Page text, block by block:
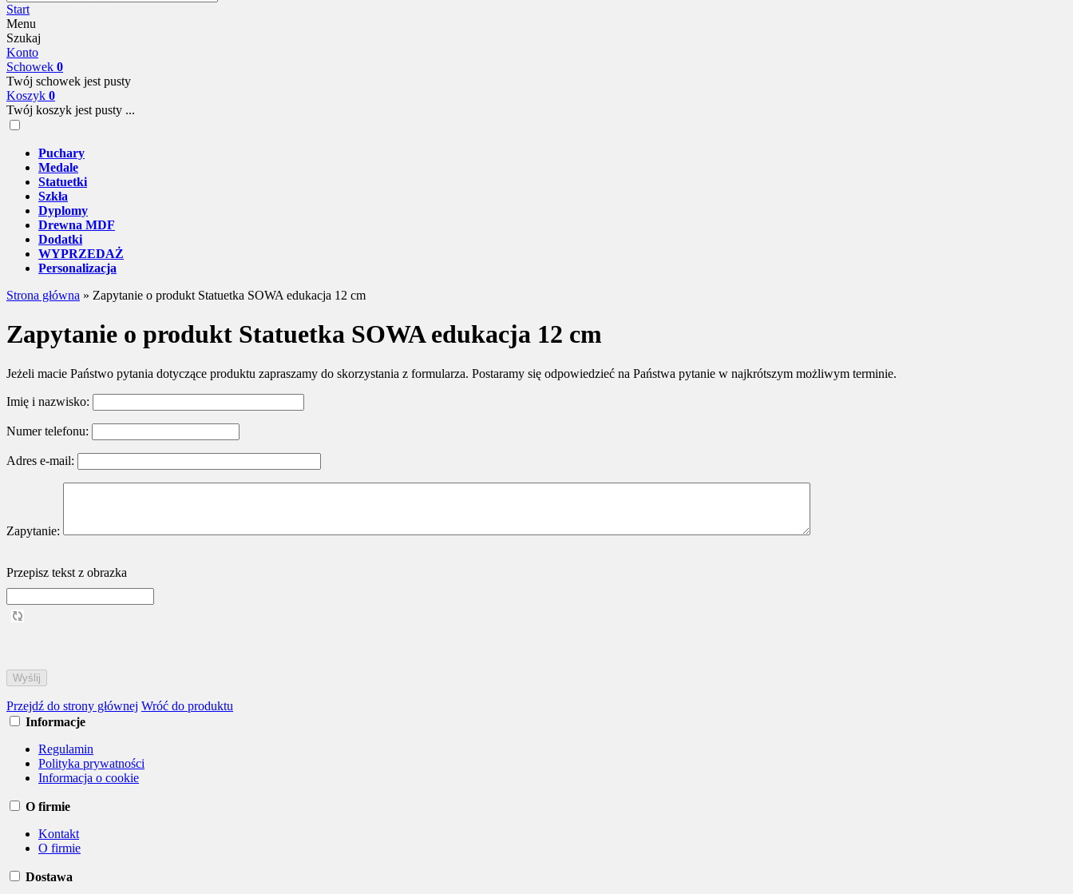
Start
Menu
Szukaj
Konto
Schowek 0
Twój schowek jest pusty
Koszyk 0
Twój koszyk jest pusty ...
Puchary
Medale
Statuetki
Szkła
Dyplomy
Drewna MDF
Dodatki
WYPRZEDAŻ
Personalizacja
Strona główna » Zapytanie o produkt Statuetka SOWA edukacja 12 cm
Zapytanie o produkt Statuetka SOWA edukacja 12 cm
Jeżeli macie Państwo pytania dotyczące produktu zapraszamy do skorzystania z formularza. Postaramy się odpowiedzieć na Państwa pytanie w najkrótszym możliwym terminie.
Imię i nazwisko:
Numer telefonu:
Adres e-mail:
Zapytanie:
Przepisz tekst z obrazka
Przejdź do strony głównej Wróć do produktu
Informacje
Regulamin
Polityka prywatności
Informacja o cookie
O firmie
Kontakt
O firmie
Dostawa